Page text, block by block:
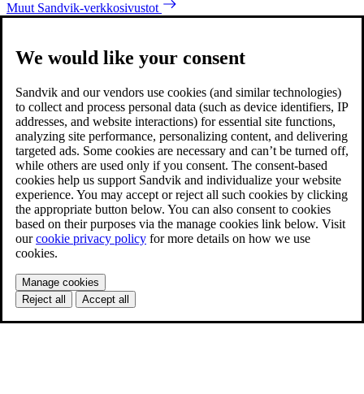
Muut Sandvik-verkkosivustot
We would like your consent
Sandvik and our vendors use cookies (and similar technologies)
to collect and process personal data (such as device identifiers, IP
addresses, and website interactions) for essential site functions,
analyzing site performance, personalizing content, and delivering
targeted ads. Some cookies are necessary and can’t be turned off,
while others are used only if you consent. The consent-based
cookies help us support Sandvik and individualize your website
experience. You may accept or reject all such cookies by clicking
the appropriate button below. You can also consent to cookies
based on their purposes via the manage cookies link below. Visit
ourcookie privacy policy for more details on how we use
cookies.
Manage cookies
Reject all
Accept all